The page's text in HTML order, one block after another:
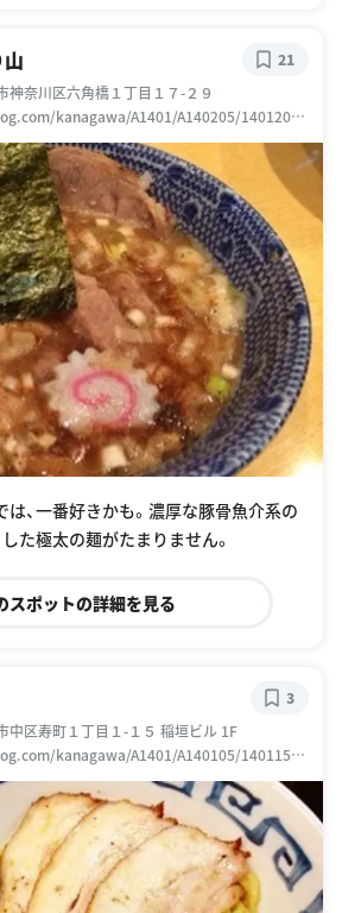
神奈川区六角橋１丁目１７-２９
kanagawa/A1401/A140205/14012001
21
、一番好きかも。濃厚な豚骨魚介系の
た極太の麺がたまりません。
スポットの詳細を見る
中区寿町１丁目１-１５ 稲垣ビル 1F
kanagawa/A1401/A140105/14011537
3